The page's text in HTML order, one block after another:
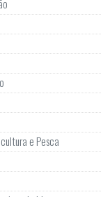
e Pesca